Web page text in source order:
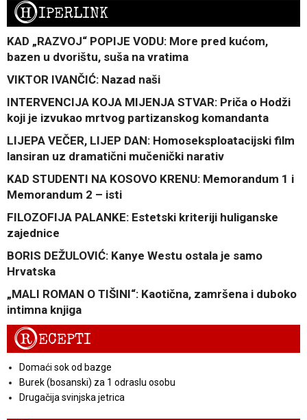
HIPERLINK
KAD „RAZVOJ“ POPIJE VODU: More pred kućom,
bazen u dvorištu, suša na vratima
VIKTOR IVANČIĆ: Nazad naši
INTERVENCIJA KOJA MIJENJA STVAR: Priča o Hodži
koji je izvukao mrtvog partizanskog komandanta
LIJEPA VEČER, LIJEP DAN: Homoseksploatacijski film
lansiran uz dramatični mučenički narativ
KAD STUDENTI NA KOSOVO KRENU: Memorandum 1 i
Memorandum 2 – isti
FILOZOFIJA PALANKE: Estetski kriteriji huliganske
zajednice
BORIS DEŽULOVIĆ: Kanye Westu ostala je samo
Hrvatska
„MALI ROMAN O TIŠINI“: Kaotična, zamršena i duboko
intimna knjiga
RECEPTI
Domaći sok od bazge
Burek (bosanski) za 1 odraslu osobu
Drugačija svinjska jetrica